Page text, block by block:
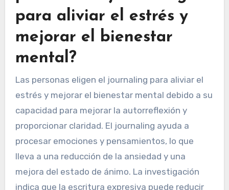
¿Por qué eligen las
personas el journaling
para aliviar el estrés y
mejorar el bienestar
mental?
Las personas eligen el journaling para aliviar el
estrés y mejorar el bienestar mental debido a su